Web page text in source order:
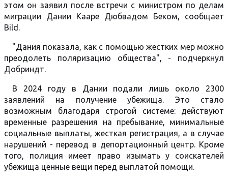
этом он заявил после встречи с министром по делам
миграции Дании Кааре Дюбвадом Беком, сообщает
Bild.
"Дания показала, как с помощью жестких мер можно
преодолеть поляризацию общества", - подчеркнул
Добриндт.
В 2024 году в Дании подали лишь около 2300
заявлений на получение убежища. Это стало
возможным благодаря строгой системе: действуют
временные разрешения на пребывание, минимальные
социальные выплаты, жесткая регистрация, а в случае
нарушений - перевод в депортационный центр. Кроме
того, полиция имеет право изымать у соискателей
убежища ценные вещи перед выплатой помощи.